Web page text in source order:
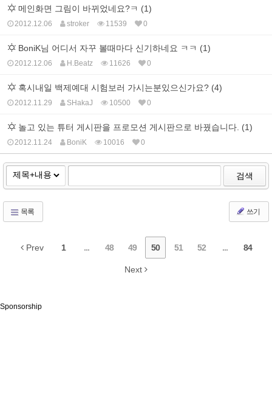
메인화면 그림이 바뀌었네요?ㅋ (1)
2012.12.06 stroker 11539 0
BoniK님 어디서 자꾸 볼때마다 신기하네요 ㅋㅋ (1)
2012.12.06 H.Beatz 11626 0
혹시내일 백제예대 시험보러 가시는분있으신가요? (4)
2012.11.29 SHakaJ 10500 0
놀고 있는 튜터 게시판을 프로모션 게시판으로 바꿨습니다. (1)
2012.11.24 BoniK 10016 0
검색
목록 쓰기
Prev 1 ... 48 49 50 51 52 ... 84
Next
Sponsorship